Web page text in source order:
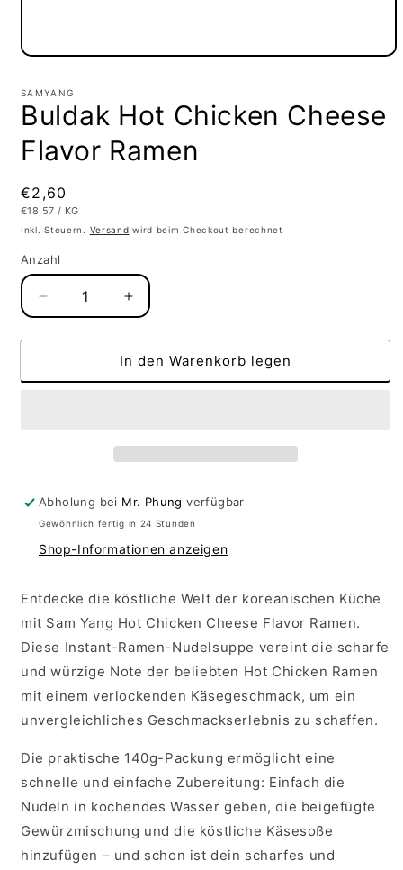
Medien
in
öffnen
SAMYANG
Buldak Hot Chicken Cheese
Flavor Ramen
Normaler
Preis
€2,60
GRUNDPREIS
€18,57 / PRO
KG
Inkl. Steuern. Versand wird beim Checkout berechnet
Anzahl
Verringere
die
Menge
Buldak
Erhöhe
die
Menge
für
Buldak
In den Warenkorb legen
Abholung bei Mr. Phung verfügbar
Gewöhnlich fertig in 24 Stunden
Shop-Informationen anzeigen
Entdecke die köstliche Welt der koreanischen Küche
mit Sam Yang Hot Chicken Cheese Flavor Ramen.
Diese Instant-Ramen-Nudelsuppe vereint die scharfe
und würzige Note der beliebten Hot Chicken Ramen
mit einem verlockenden Käsegeschmack, um ein
unvergleichliches Geschmackserlebnis zu schaffen.
Die praktische 140g-Packung ermöglicht eine
schnelle und einfache Zubereitung: Einfach die
Nudeln in kochendes Wasser geben, die beigefügte
Gewürzmischung und die köstliche Käsesoße
hinzufügen – und schon ist dein scharfes und